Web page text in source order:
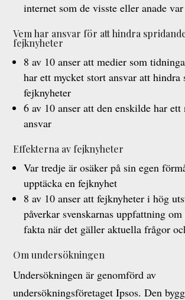
internet som de visste eller anade
Vem har ansvar för att hindra
fejknyheter
8 av 10 anser att medier som
har ett mycket stort ansvar att hindra
fejknyheter
6 av 10 anser att den enskilde har
ansvar
Effekterna av fejknyheter
Var tredje är osäker på sin egen
upptäcka en fejknyhet
8 av 10 anser att fejknyheter i hög
påverkar svenskarnas uppfattning
fakta när det gäller aktuella frågor
Om undersökningen
Undersökningen är genomförd av
undersökningsföretaget Ipsos. Den